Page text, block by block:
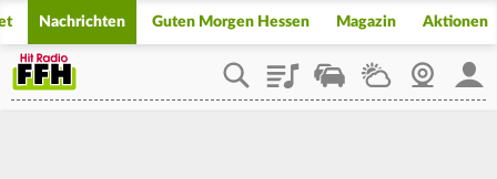
Nachrichten Guten Morgen Hessen Magazin Aktionen
PlaylistStaupilotWetterWebcam